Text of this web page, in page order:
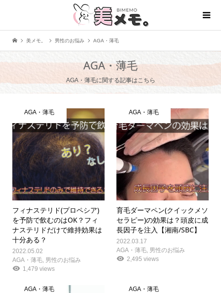
美メモ。 男性のお悩み AGA・薄毛
AGA・薄毛
AGA・薄毛に関する記事はこちら
AGA・薄毛
フィナステリド(プロペシア)
を予防で飲むのはOK？フィ
ナステリドだけで維持効果は
十分ある？
2022.05.02
AGA・薄毛, 男性のお悩み
1,479 views
AGA・薄毛
育毛ダーマペン(クイックメソ
セラピー)の効果は？頭皮に成
長因子を注入【湘南/SBC】
2022.03.17
AGA・薄毛 男性のお悩み
2,495 views
AGA・薄毛 AGA・薄毛